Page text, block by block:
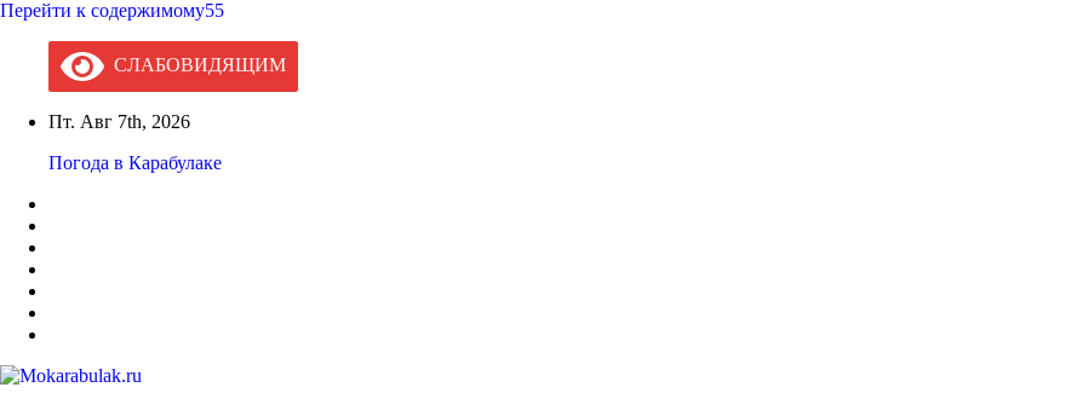
Перейти к содержимому55
СЛАБОВИДЯЩИМ
Пт. Авг 7th, 2026
Погода в Карабулаке